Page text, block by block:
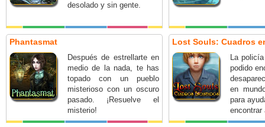
desolado y sin gente.
Phantasmat
Después de estrellarte en
medio de la nada, te has
topado con un pueblo
misterioso con un oscuro
pasado. ¡Resuelve el
misterio!
Lost Souls: Cuadros
La
podido
en
para
encontrar